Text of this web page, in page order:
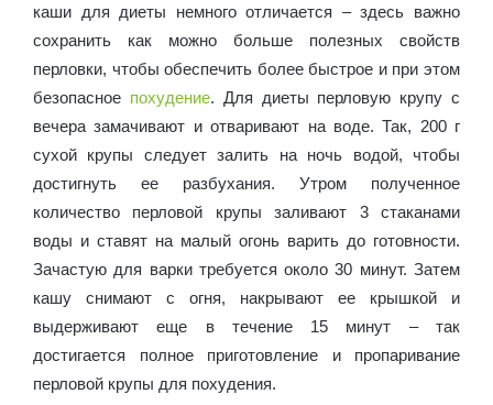
каши для диеты немного отличается – здесь важно
сохранить как можно больше полезных свойств
перловки, чтобы обеспечить более быстрое и при этом
безопасное похудение. Для диеты перловую крупу с
вечера замачивают и отваривают на воде. Так, 200 г
сухой крупы следует залить на ночь водой, чтобы
достигнуть ее разбухания. Утром полученное
количество перловой крупы заливают 3 стаканами
воды и ставят на малый огонь варить до готовности.
Зачастую для варки требуется около 30 минут. Затем
кашу снимают с огня, накрывают ее крышкой и
выдерживают еще в течение 15 минут – так
достигается полное приготовление и пропаривание
перловой крупы для похудения.